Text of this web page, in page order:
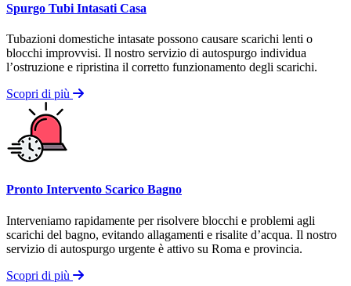
Spurgo Tubi Intasati Casa
Tubazioni domestiche intasate possono causare scarichi lenti o
blocchi improvvisi. Il nostro servizio di autospurgo individua
l’ostruzione e ripristina il corretto funzionamento degli scarichi.
Scopri di più
Pronto Intervento Scarico Bagno
Interveniamo rapidamente per risolvere blocchi e problemi agli
scarichi del bagno, evitando allagamenti e risalite d’acqua. Il nostro
servizio di autospurgo urgente è attivo su Roma e provincia.
Scopri di più